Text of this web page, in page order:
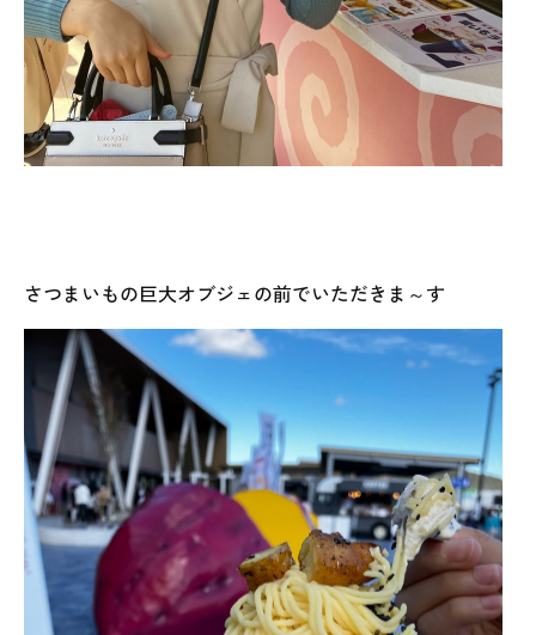
さつまいもの巨大オブジェの前でいただきま～す